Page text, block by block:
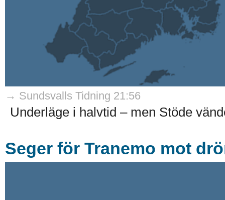
→ Sundsvalls Tidning 21:56
Underläge i halvtid – men Stöde
Seger för Tranemo mot